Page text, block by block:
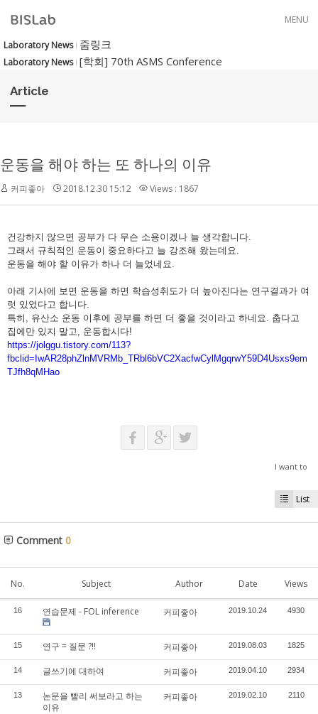
MENU
Laboratory News 줌링크
Laboratory News [학회] 70th ASMS Conference
Article
운동을 해야 하는 또 하나의 이유
커피좋아 2018.12.30 15:12 Views : 1867
건강하지 않으면 공부가 다 무슨 소용이겠나 늘 생각합니다.
그래서 규칙적인 운동이 중요하다고 늘 강조해 왔는데요.
운동을 해야 할 이유가 하나 더 늘었네요.
아래 기사에 보면 운동을 하면 학습성취도가 더 높아진다는 연구결과가 여
럿 있었다고 합니다.
특히, 유산소 운동 이후에 공부를 하면 더 좋을 것이라고 하네요. 춥다고
집에만 있지 말고, 운동합시다!
https://jolggu.tistory.com/113?
fbclid=IwAR28phZlnMVRMb_TRbl6bVC2XacfwCylMgqrwY59D4Usxs9em
TJfh8qMHao
I want to
List
Comment 0
No. Subject Author Date Views
16 연습문제 - FOL inference 커피좋아 2019.10.24 4930
15 연구 = 질문 ?!! 커피좋아 2019.08.03 1825
14 글쓰기에 대하여 커피좋아 2019.04.10 2934
13
논문을 빨리 써보라고 하는
이유
커피좋아 2019.02.10 2110